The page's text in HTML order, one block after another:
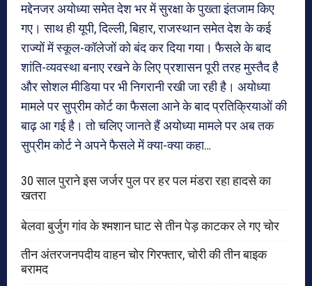
मद्देनजर अयोध्या समेत देश भर में सुरक्षा के पुख्ता इंतजाम किए
गए। साथ ही यूपी, दिल्ली, बिहार, राजस्थान समेत देश के कई
राज्यों में स्कूल-कॉलेजों को बंद कर दिया गया। फैसले के बाद
शांति-व्यवस्था बनाए रखने के लिए प्रशासन पूरी तरह मुस्तैद है
और सोशल मीडिया पर भी निगरानी रखी जा रही है। अयोध्या
मामले पर सुप्रीम कोर्ट का फैसला आने के बाद प्रतिक्रियाओं की
बाढ़ आ गई है। तो चलिए जानते हैं अयोध्या मामले पर अब तक
सुप्रीम कोर्ट ने अपने फैसले में क्या-क्या कहा…
30 साल पुराने इस जर्जर पुल पर हर पल मंडरा रहा हादसे का
खतरा
बेलवा बुर्जुग गांव के श्मशान घाट से तीन पेड़ काटकर ले गए चोर
तीन अंतरजनपदीय वाहन चोर गिरफ्तार, चोरी की तीन बाइक
बरामद